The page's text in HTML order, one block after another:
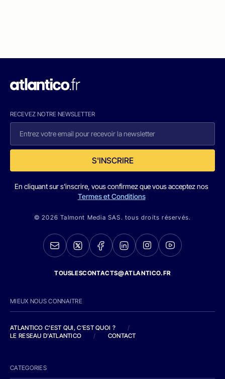
RECEVEZ NOTRE NEWSLETTER
S'INSCRIRE
En cliquant sur s'inscrire, vous confirmez que vous acceptez nos
Termes et Conditions
© 2026 Talmont Media SAS. tous droits réservés.
TOUSLESCONTACTS@ATLANTICO.FR
MIEUX NOUS CONNAITRE
ATLANTICO C'EST QUI, C'EST QUOI ?
/
LE RESEAU D'ATLANTICO
/ CONTACT
CATEGORIES